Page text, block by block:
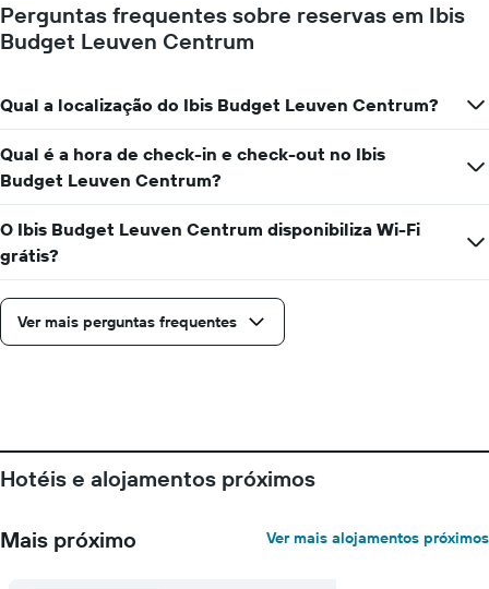
Perguntas frequentes sobre reservas em Ibis
Budget Leuven Centrum
Qual a localização do Ibis Budget Leuven Centrum?
Qual é a hora de check-in e check-out no Ibis
Budget Leuven Centrum?
O Ibis Budget Leuven Centrum disponibiliza Wi-Fi
grátis?
Ver mais perguntas frequentes
Hotéis e alojamentos próximos
Mais próximo Ver mais alojamentos próximos